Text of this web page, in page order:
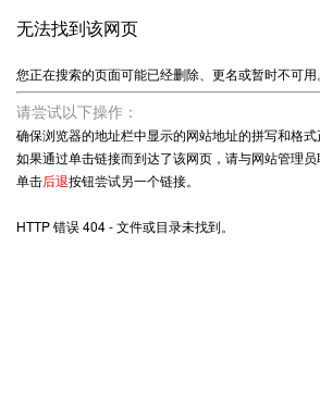
无法找到该网页
您正在搜索的页面可能已经删除、更名或暂时不可用。
请尝试以下操作：
确保浏览器的地址栏中显示的网站地址的拼写和格式
如果通过单击链接而到达了该网页，请与网站管理
单击后退按钮尝试另一个链接。
HTTP 错误 404 - 文件或目录未找到。